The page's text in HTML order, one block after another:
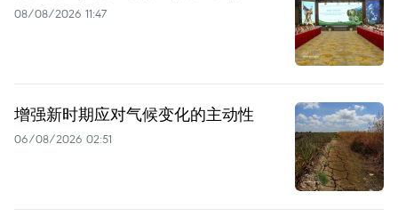
08/08/2026 11:47
增强新时期应对气候变化的主动性
06/08/2026 02:51